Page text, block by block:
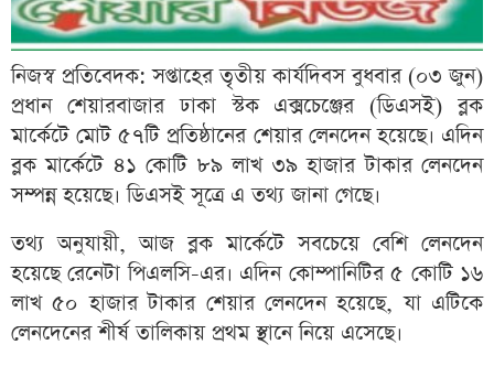
নিজস্ব প্রতিবেদক: সপ্তাহের তৃতীয় কার্যদিবস বুধবার (০৩ জুন)
প্রধান শেয়ারবাজার ঢাকা স্টক এক্সচেঞ্জের (ডিএসই) ব্লক
মার্কেটে মোট ৫৭টি প্রতিষ্ঠানের শেয়ার লেনদেন হয়েছে। এদিন
ব্লক মার্কেটে ৪১ কোটি ৮৯ লাখ ৩৯ হাজার টাকার লেনদেন
সম্পন্ন হয়েছে। ডিএসই সূত্রে এ তথ্য জানা গেছে।
তথ্য অনুযায়ী, আজ ব্লক মার্কেটে সবচেয়ে বেশি লেনদেন
হয়েছে রেনেটা পিএলসি-এর। এদিন কোম্পানিটির ৫ কোটি ১৬
লাখ ৫০ হাজার টাকার শেয়ার লেনদেন হয়েছে, যা এটিকে
লেনদেনের শীর্ষ তালিকায় প্রথম স্থানে নিয়ে এসেছে।